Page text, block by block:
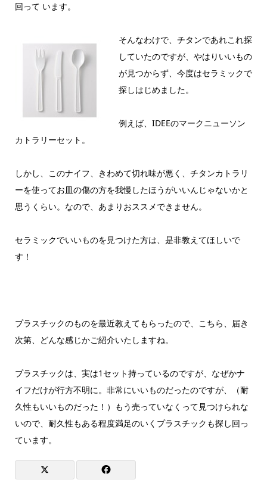
回って います。
そんなわけで、チタンであれこれ探
していたのですが、やはりいいもの
が見つからず、今度はセラミックで
探しはじめました。
例えば、IDEEのマークニューソン
カトラリーセット。
しかし、このナイフ、きわめて切れ味が悪く、チタンカトラリ
ーを使ってお皿の傷の方を我慢したほうがいいんじゃないかと
思うくらい。なので、あまりおススメできません。
セラミックでいいものを見つけた方は、是非教えてほしいで
す！
プラスチックのものを最近教えてもらったので、こちら、届き
次第、どんな感じかご紹介いたしますね。
プラスチックは、実は1セット持っているのですが、なぜかナ
イフだけが行方不明に。非常にいいものだったのですが、（耐
久性もいいものだった！）もう売っていなくって見つけられな
いので、耐久性もある程度満足のいくプラスチックも探し回っ
ています。